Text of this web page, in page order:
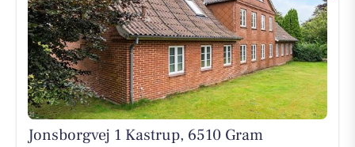
Jonsborgvej 1 Kastrup, 6510 Gram